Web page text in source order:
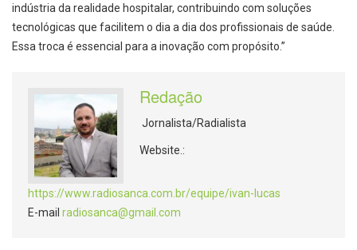
indústria da realidade hospitalar, contribuindo com soluções
tecnológicas que facilitem o dia a dia dos profissionais de saúde.
Essa troca é essencial para a inovação com propósito.”
Redação
Jornalista/Radialista
Website.:
https://www.radiosanca.com.br/equipe/ivan-lucas
E-mail radiosanca@gmail.com